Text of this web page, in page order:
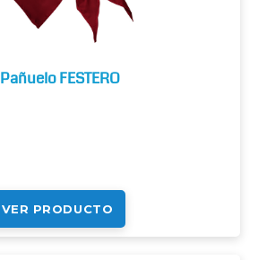
Pañuelo FESTERO
VER PRODUCTO